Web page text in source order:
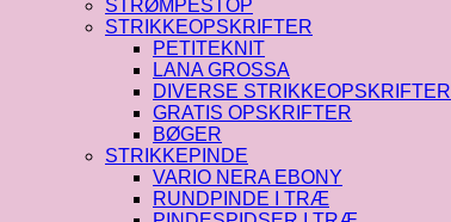
STRØMPESTOP
STRIKKEOPSKRIFTER
PETITEKNIT
LANA GROSSA
DIVERSE STRIKKEOPSKRIFTER
GRATIS OPSKRIFTER
BØGER
STRIKKEPINDE
VARIO NERA EBONY
RUNDPINDE I TRÆ